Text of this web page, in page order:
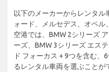
以下のメーカーからレンタル
ォード、メルセデス、オペル
空港では、BMW 2シリーズ
ーズ、BMW 3シリーズ エス
ド フォーカス + 9つを含む
るレンタル車両を選ぶこと